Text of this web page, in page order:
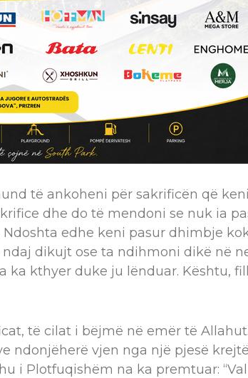
të ankoheni për sakrificën që
dhe do të mendoni se nuk ia
edhe keni pasur dhimbje
dikujt ose ta ndihmoni dikë në
ka kthyer duke ju lënduar. Kështu,
të cilat i bëjmë në emër të Allahut.
ndonjëherë vjen nga një pjesë
i Plotfuqishëm na ka premtuar: